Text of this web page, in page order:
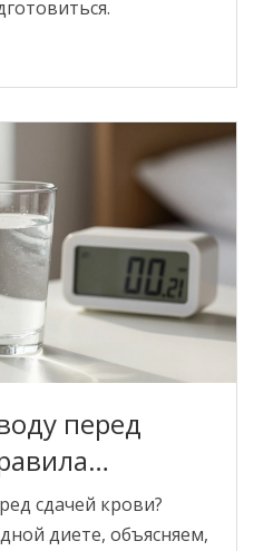
перед
сдачей крови?
диете, объясняем,